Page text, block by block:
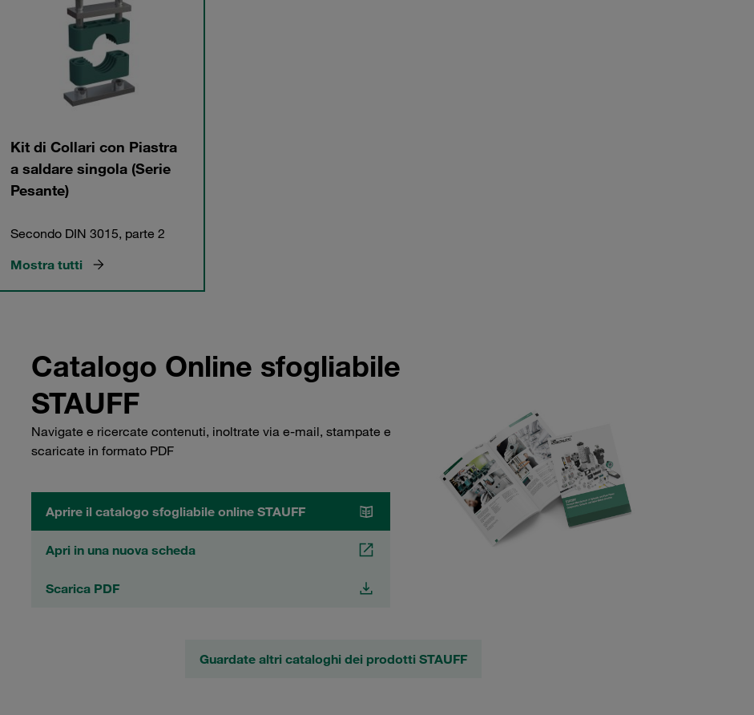
Kit di Collari con Piastra
a saldare singola (Serie
Pesante)
Secondo DIN 3015, parte 2
Mostra tutti
Catalogo Online sfogliabile
STAUFF
Navigate e ricercate contenuti, inoltrate via e-mail, stampate e
scaricate in formato PDF
Aprire il catalogo sfogliabile online STAUFF
Apri in una nuova scheda
Scarica PDF
Guardate altri cataloghi dei prodotti STAUFF